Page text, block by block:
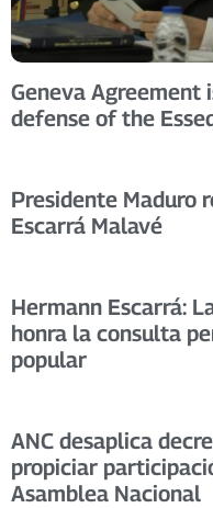
Geneva Agreement
defense of the
Presidente Maduro
Escarrá Malavé
Hermann Escarrá:
honra la consulta
popular
ANC desaplica
propiciar
Asamblea Nacional